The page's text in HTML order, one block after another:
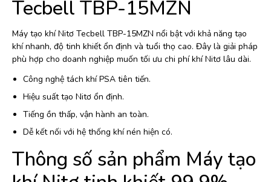
Tecbell TBP-15MZN
Máy tạo khí Nitơ Tecbell TBP-15MZN nổi bật với khả năng tạo
khí nhanh, độ tinh khiết ổn định và tuổi thọ cao. Đây là giải pháp
phù hợp cho doanh nghiệp muốn tối ưu chi phí khí Nitơ lâu dài.
Công nghệ tách khí PSA tiên tiến.
Hiệu suất tạo Nitơ ổn định.
Tiếng ồn thấp, vận hành an toàn.
Dễ kết nối với hệ thống khí nén hiện có.
Thông số sản phẩm Máy tạo